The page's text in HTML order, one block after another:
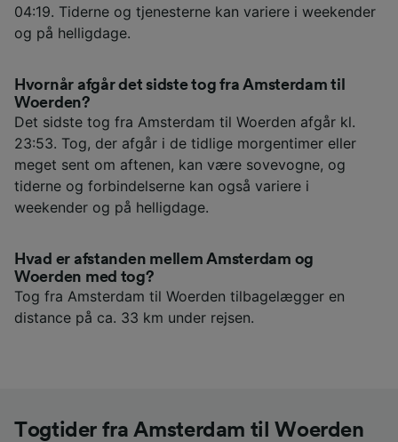
04:19. Tiderne og tjenesterne kan variere i weekender
og på helligdage.
Hvornår afgår det sidste tog fra Amsterdam til
Woerden?
Det sidste tog fra Amsterdam til Woerden afgår kl.
23:53. Tog, der afgår i de tidlige morgentimer eller
meget sent om aftenen, kan være sovevogne, og
tiderne og forbindelserne kan også variere i
weekender og på helligdage.
Hvad er afstanden mellem Amsterdam og
Woerden med tog?
Tog fra Amsterdam til Woerden tilbagelægger en
distance på ca. 33 km under rejsen.
Togtider fra Amsterdam til Woerden